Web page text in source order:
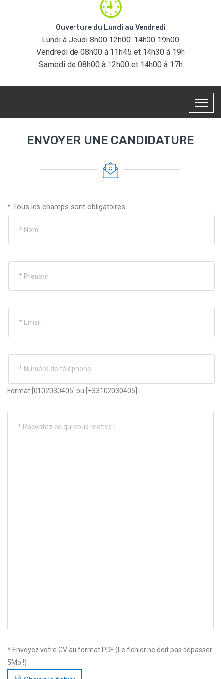
Ouverture du Lundi au Vendredi
Lundi à Jeudi 8h00 12h00-14h00 19h00
Vendredi de 08h00 à 11h45 et 14h30 à 19h
Samedi de 08h00 à 12h00 et 14h00 à 17h
ENVOYER UNE CANDIDATURE
* Tous les champs sont obligatoires
Format [0102030405] ou [+33102030405]
* Envoyez votre CV au format PDF (Le fichier ne doit pas dépasser
5Mo !)